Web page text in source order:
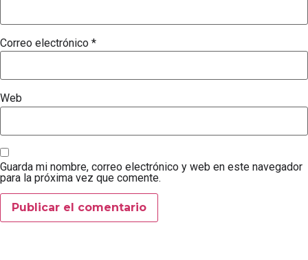
Correo electrónico *
Web
Guarda mi nombre, correo electrónico y web en este navegador
para la próxima vez que comente.